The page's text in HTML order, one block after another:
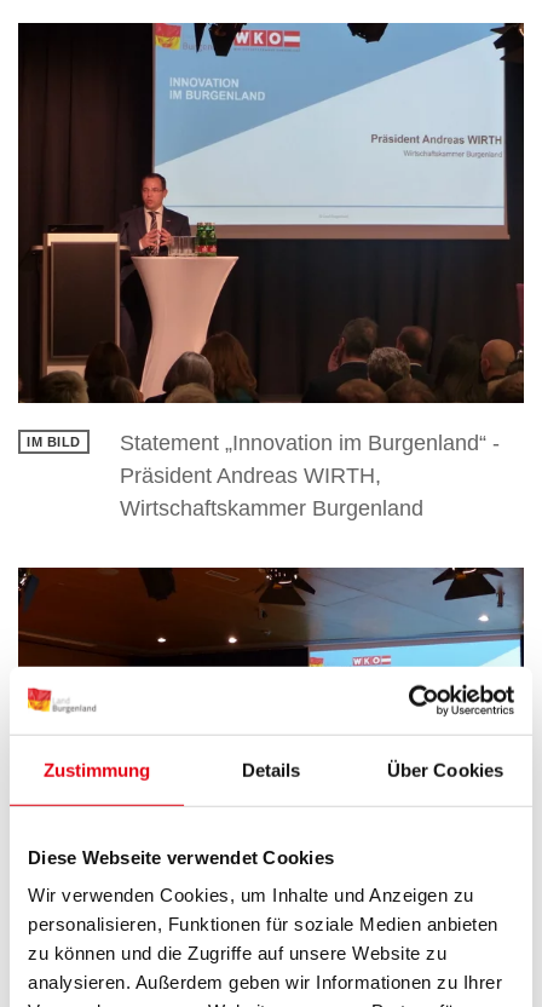
Zustimmung Details Über Cookies
Diese Webseite verwendet Cookies
Wir verwenden Cookies, um Inhalte und Anzeigen zu
personalisieren, Funktionen für soziale Medien anbieten
zu können und die Zugriffe auf unsere Website zu
analysieren. Außerdem geben wir Informationen zu Ihrer
Statement „Innovation im Burgenland“ -
Präsident Andreas WIRTH,
Wirtschaftskammer Burgenland
Interview „Innovationen, Forschung und